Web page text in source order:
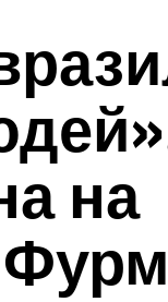
на